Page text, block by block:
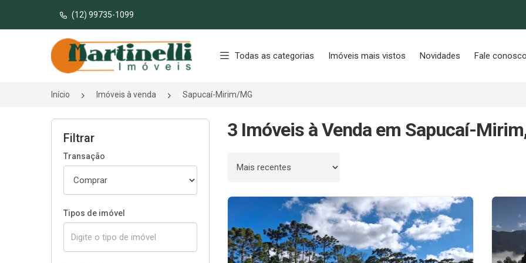
(12) 99735-1099
Página inicial
Todas as categorias Imóveis mais vistos Novidades Fale conosco
Início Imóveis à venda Sapucaí-Mirim/MG
Filtrar
Transação
Tipos de imóvel
3 Imóveis à Venda em Sapucaí-
Ordenar por